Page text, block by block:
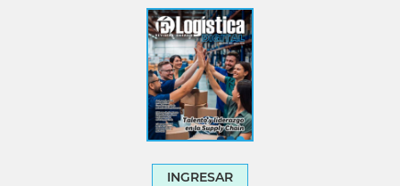
INGRESAR